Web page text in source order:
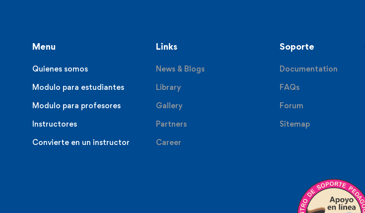
Menu
Quienes somos
Modulo para estudiantes
Modulo para profesores
Instructores
Convierte en un instructor
Links
News & Blogs
Library
Gallery
Partners
Career
Soporte
Documentation
FAQs
Forum
Sitemap